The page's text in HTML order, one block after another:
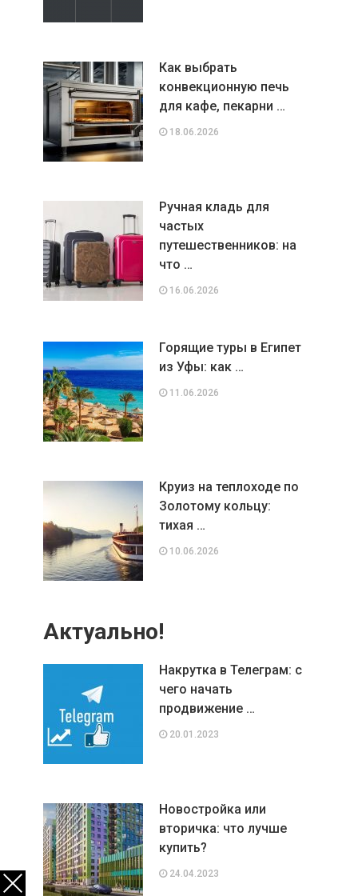
Как выбрать
конвекционную печь
для кафе, пекарни …
18.06.2026
Ручная кладь для
частых
путешественников: на
что …
16.06.2026
Горящие туры в Египет
из Уфы: как …
11.06.2026
Круиз на теплоходе по
Золотому кольцу:
тихая …
10.06.2026
Актуально!
Накрутка в Телеграм: с
чего начать
продвижение …
20.01.2023
Новостройка или
вторичка: что лучше
купить?
24.04.2023